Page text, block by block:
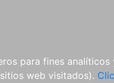
para fines
web visitados).
Y EDICIONES